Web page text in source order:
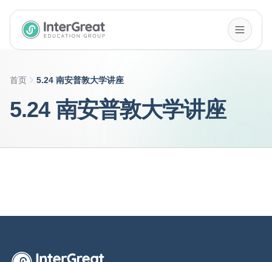
InterGreat Education Group home
首页 5.24 南安普敦大学讲座
5.24 南安普敦大学讲座
英萃国际教育集团首页